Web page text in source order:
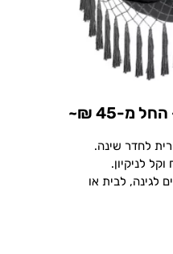
מ-45 ₪~
לחדר שינה.
לניקיון.
לגינה, לבית או